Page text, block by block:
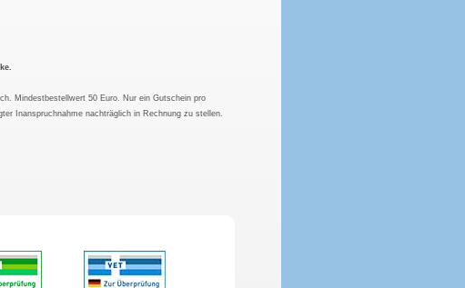
Mindestbestellwert 50 Euro. Nur ein Gutschein pro
Inanspruchnahme nachträglich in Rechnung zu stellen.